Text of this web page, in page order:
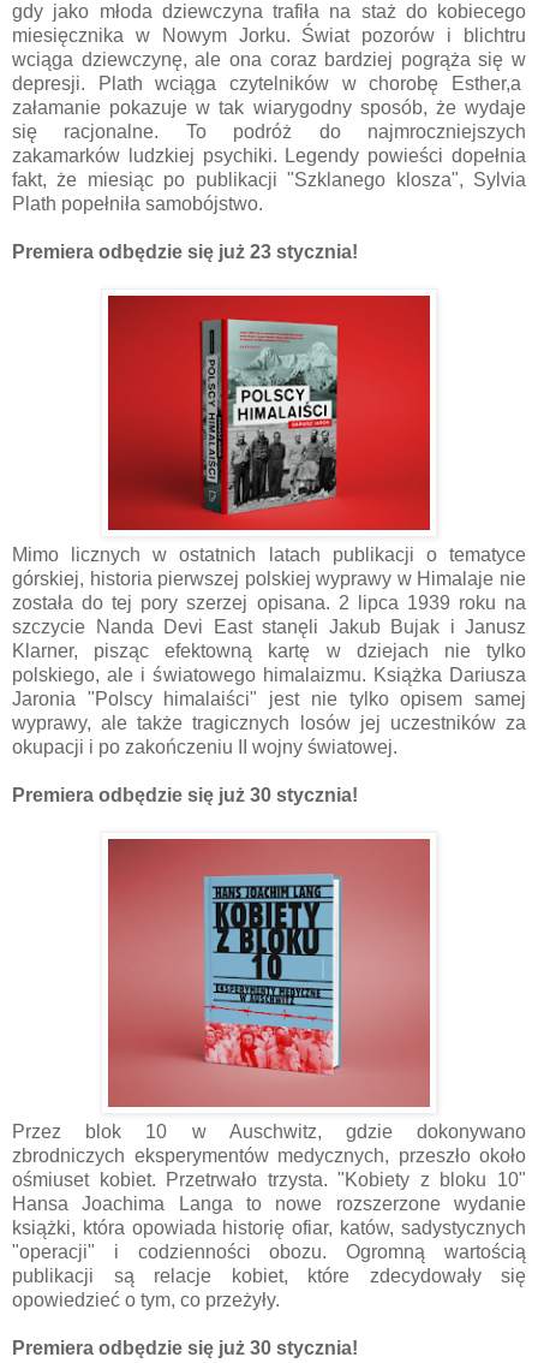
gdy jako młoda dziewczyna trafiła na staż do kobiecego
miesięcznika w Nowym Jorku. Świat pozorów i blichtru
wciąga dziewczynę, ale ona coraz bardziej pogrąża się w
depresji. Plath wciąga czytelników w chorobę Esther,a
załamanie pokazuje w tak wiarygodny sposób, że wydaje
się racjonalne. To podróż do najmroczniejszych
zakamarków ludzkiej psychiki. Legendy powieści dopełnia
fakt, że miesiąc po publikacji "Szklanego klosza", Sylvia
Plath popełniła samobójstwo.
Premiera odbędzie się już 23 stycznia!
Mimo licznych w ostatnich latach publikacji o tematyce
górskiej, historia pierwszej polskiej wyprawy w Himalaje nie
została do tej pory szerzej opisana. 2 lipca 1939 roku na
szczycie Nanda Devi East stanęli Jakub Bujak i Janusz
Klarner, pisząc efektowną kartę w dziejach nie tylko
polskiego, ale i światowego himalaizmu. Książka Dariusza
Jaronia "Polscy himalaiści" jest nie tylko opisem samej
wyprawy, ale także tragicznych losów jej uczestników za
okupacji i po zakończeniu II wojny światowej.
Premiera odbędzie się już 30 stycznia!
Przez blok 10 w Auschwitz, gdzie dokonywano
zbrodniczych eksperymentów medycznych, przeszło około
ośmiuset kobiet. Przetrwało trzysta. "Kobiety z bloku 10"
Hansa Joachima Langa to nowe rozszerzone wydanie
książki, która opowiada historię ofiar, katów, sadystycznych
"operacji" i codzienności obozu. Ogromną wartością
publikacji są relacje kobiet, które zdecydowały się
opowiedzieć o tym, co przeżyły.
Premiera odbędzie się już 30 stycznia!